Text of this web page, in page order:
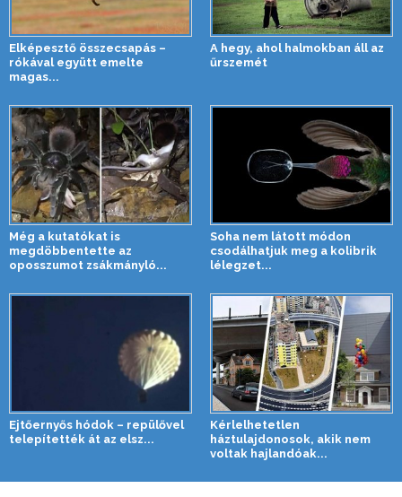
Elképesztő összecsapás –
rókával együtt emelte
magas...
A hegy, ahol halmokban áll az
űrszemét
Még a kutatókat is
megdöbbentette az
oposszumot zsákmányló...
Soha nem látott módon
csodálhatjuk meg a kolibrik
lélegzet...
Ejtőernyős hódok – repülővel
telepítették át az elsz...
Kérlelhetetlen
háztulajdonosok, akik nem
voltak hajlandóak...